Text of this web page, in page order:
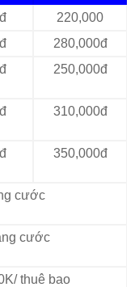
220,000
280,000đ
250,000đ
310,000đ
350,000đ
cước
cước
thuê bao